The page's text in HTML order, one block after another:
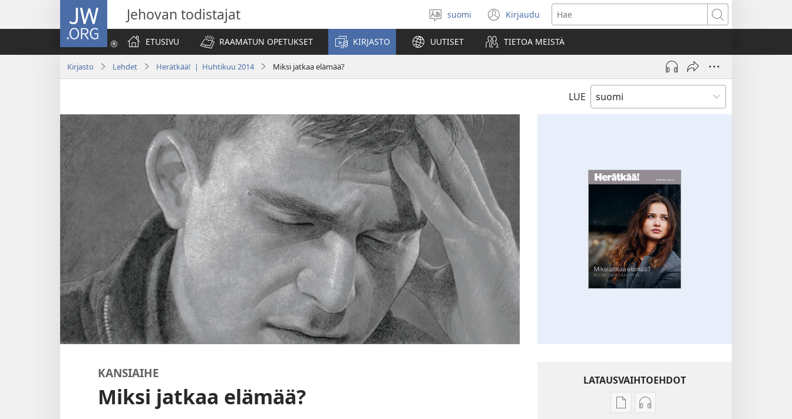
JW.ORG Jehovan todistajat
Valitse
kieli
suomi Kirjaudu
(avaa
uuden
ikkunan)
Hae
ETUSIVU
RAAMATUN OPETUKSET KIRJASTO UUTISET TIETOA MEISTÄ
Kirjasto Lehdet Herätkää! | Huhtikuu 2014 Miksi jatkaa elämää?
LUE
KANSIAIHE
Miksi jatkaa elämää?
LATAUSVAIHTOEHDOT
JulkaisujenÄänitteiden